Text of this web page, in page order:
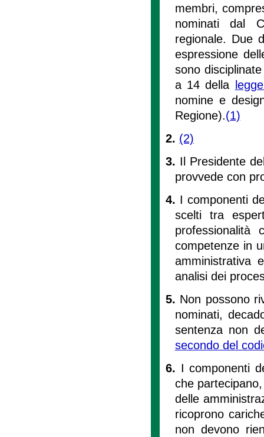
membri,
nominati dal
regionale. Due
espressione
sono
a 14 della
nomine e
Regione).(1)
2. (2)
3. Il Presidente
provvede con
4. I componenti
scelti tra
competenze in
amministrativa
analisi dei
5. Non possono
nominati,
sentenza non
secondo del
6. I componenti
che
delle
ricoprono
non devono